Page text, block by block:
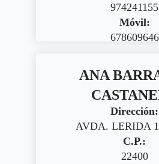
974241155
Móvil:
678609646
ANA
Dirección:
AVDA. LERIDA
C.P.:
22400